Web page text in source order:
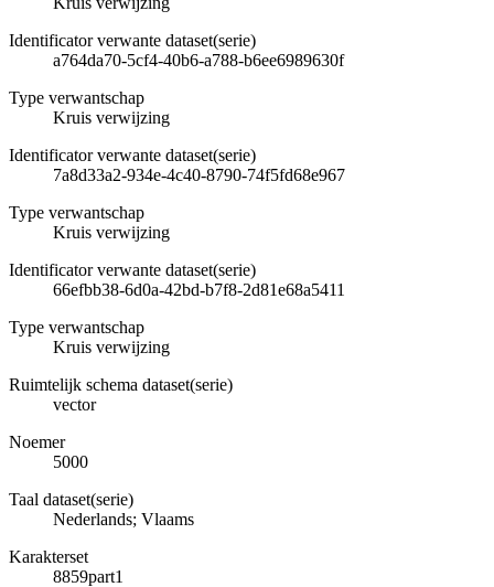
Identificator verwante dataset(serie)
a764da70-5cf4-40b6-a788-b6ee6989630f
Type verwantschap
Kruis verwijzing
Identificator verwante dataset(serie)
7a8d33a2-934e-4c40-8790-74f5fd68e967
Type verwantschap
Kruis verwijzing
Identificator verwante dataset(serie)
66efbb38-6d0a-42bd-b7f8-2d81e68a5411
Type verwantschap
Kruis verwijzing
Ruimtelijk schema dataset(serie)
vector
Noemer
5000
Taal dataset(serie)
Nederlands; Vlaams
Karakterset
8859part1